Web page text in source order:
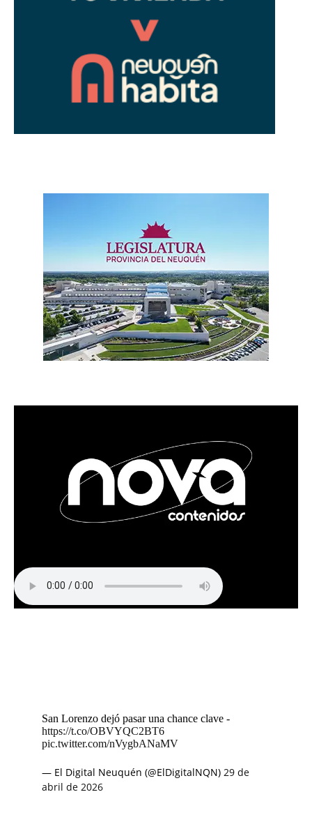
San Lorenzo dejó pasar una chance clave -
https://t.co/OBVYQC2BT6
pic.twitter.com/nVygbANaMV
— El Digital Neuquén (@ElDigitalNQN) 29 de
abril de 2026